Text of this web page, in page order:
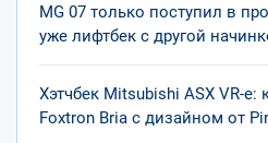
MG 07 только поступил в
уже лифтбек с другой
Хэтчбек Mitsubishi ASX VR-e:
Foxtron Bria с дизайном от